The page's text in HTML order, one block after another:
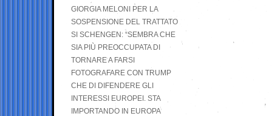
GIORGIA MELONI PER LA
SOSPENSIONE DEL TRATTATO
SI SCHENGEN: “SEMBRA CHE
SIA PIÙ PREOCCUPATA DI
TORNARE A FARSI
FOTOGRAFARE CON TRUMP
CHE DI DIFENDERE GLI
INTERESSI EUROPEI. STA
IMPORTANDO IN EUROPA